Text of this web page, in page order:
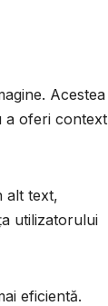
Acestea
a oferi context
alt text,
utilizatorului
eficientă.